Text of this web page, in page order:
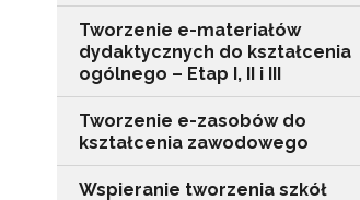
Tworzenie e-materiałów
dydaktycznych do kształcenia
ogólnego – Etap I, II i III
Tworzenie e-zasobów do
kształcenia zawodowego
Wspieranie tworzenia szkół